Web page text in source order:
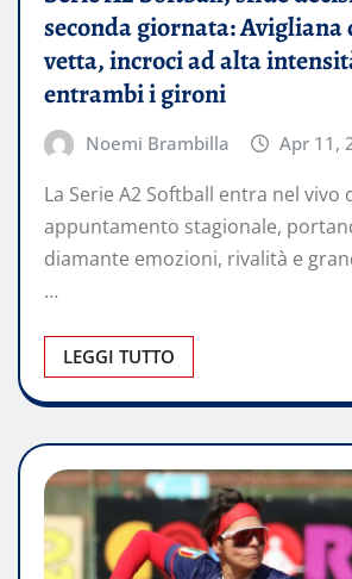
seconda giornata: Avigliana
vetta, incroci ad alta
entrambi i gironi
Noemi Brambilla Apr 11,
La Serie A2 Softball entra nel vivo
appuntamento stagionale,
diamante emozioni, rivalità e
…
LEGGI TUTTO